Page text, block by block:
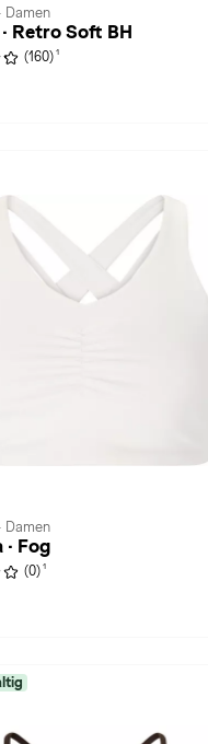
Damen
Retro Soft BH
(160) 1
Damen
Fog
(0) 1